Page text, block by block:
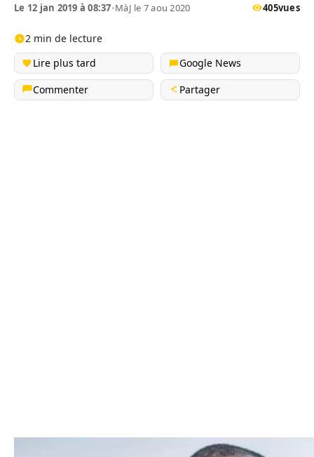
Le 12 jan 2019 à 08:37•MàJ le 7 aou 2020 405vues
2 min de lecture
Lire plus tard
Google News
Commenter
Partager